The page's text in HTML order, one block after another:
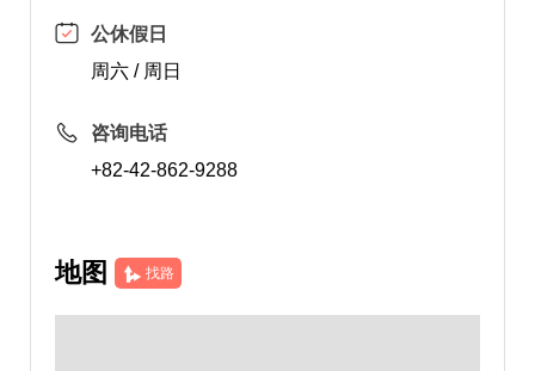
公休假日
周六 / 周日
咨询电话
+82-42-862-9288
地图 找路